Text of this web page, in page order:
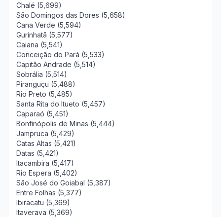
Chalé (5,699)
São Domingos das Dores (5,658)
Cana Verde (5,594)
Gurinhatã (5,577)
Caiana (5,541)
Conceição do Pará (5,533)
Capitão Andrade (5,514)
Sobrália (5,514)
Piranguçu (5,488)
Rio Preto (5,485)
Santa Rita do Itueto (5,457)
Caparaó (5,451)
Bonfinópolis de Minas (5,444)
Jampruca (5,429)
Catas Altas (5,421)
Datas (5,421)
Itacambira (5,417)
Rio Espera (5,402)
São José do Goiabal (5,387)
Entre Folhas (5,377)
Ibiracatu (5,369)
Itaverava (5,369)